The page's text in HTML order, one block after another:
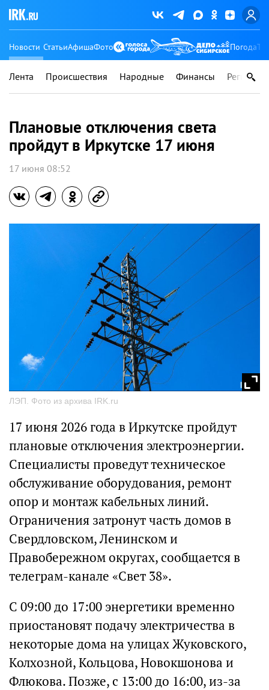
Новости СтатьиАфишаФото Погода
Лента Происшествия Народные Финансы Регионы
Плановые отключения света
пройдут в Иркутске 17 июня
17 июня 08:52
ЛЭП. Фото из архива IRK.ru
17 июня 2026 года в Иркутске пройдут
плановые отключения электроэнергии.
Специалисты проведут техническое
обслуживание оборудования, ремонт
опор и монтаж кабельных линий.
Ограничения затронут часть домов в
Свердловском, Ленинском и
Правобережном округах, сообщается в
телеграм-канале «Свет 38».
С 09:00 до 17:00 энергетики временно
приостановят подачу электричества в
некоторые дома на улицах Жуковского,
Колхозной, Кольцова, Новокшонова и
Флюкова. Позже, с 13:00 до 16:00, из-за